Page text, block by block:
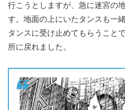
行こうとしますが、急に迷宮の
す。地面の上にいたタンスも一
タンスに受け止めてもらうこと
所に戻れました。